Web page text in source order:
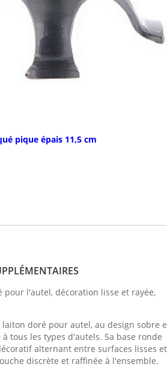
pique épais 11,5 cm
pour l'autel, décoration lisse et rayée,
doré pour autel, au design sobre
tous les types d'autels. Sa base ronde
alternant entre surfaces lisses et
discrète et raffinée à l'ensemble.